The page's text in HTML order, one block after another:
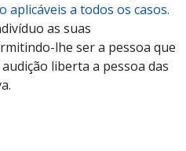
aplicáveis a todos os casos.
as suas
lhe ser a pessoa que
liberta a pessoa das